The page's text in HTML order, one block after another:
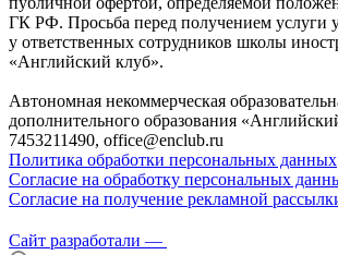
ГК РФ. Просьба перед получением услуги
у ответственных сотрудников школы
«Английский клуб».
Автономная некоммерческая
дополнительного образования
7453211490, office@enclub.ru
Политика обработки персональных данных
Согласие на обработку персональных
Согласие на получение рекламной
Сайт разработали —